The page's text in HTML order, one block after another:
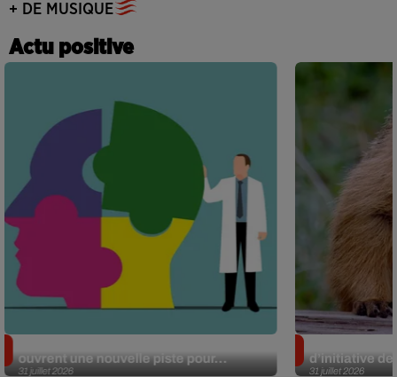
+ DE MUSIQUE
Actu positive
31 juillet 2026
ouvrent une nouvelle piste pour...
31 juillet 2026
d’initiative